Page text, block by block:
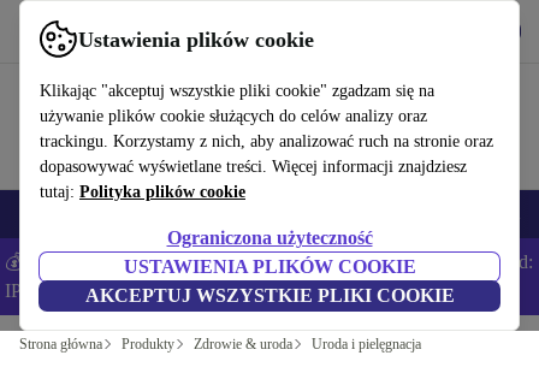
Ustawienia plików cookie
Klikając "akceptuj wszystkie pliki cookie" zgadzam się na
używanie plików cookie służących do celów analizy oraz
trackingu. Korzystamy z nich, aby analizować ruch na stronie oraz
dopasowywać wyświetlane treści. Więcej informacji znajdziesz
tutaj: Polityka plików cookie
Ograniczona użyteczność
USTAWIENIA PLIKÓW COOKIE
AKCEPTUJ WSZYSTKIE PLIKI COOKIE
Korzystaj z refurbed szybko i łatwo
💰Zaoszczędź DODATKOWE 5% na wszystkich iPhone’ach – Kod:
IPHONEDEAL –Regulamin
Strona główna Produkty Zdrowie & uroda Uroda i pielęgnacja